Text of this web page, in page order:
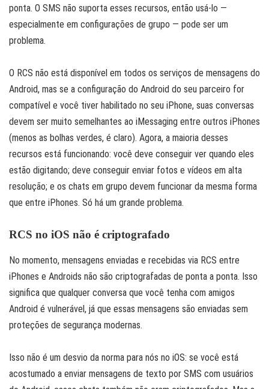
ponta. O SMS não suporta esses recursos, então usá-lo —
especialmente em configurações de grupo — pode ser um
problema.
O RCS não está disponível em todos os serviços de mensagens do
Android, mas se a configuração do Android do seu parceiro for
compatível e você tiver habilitado no seu iPhone, suas conversas
devem ser muito semelhantes ao iMessaging entre outros iPhones
(menos as bolhas verdes, é claro). Agora, a maioria desses
recursos está funcionando: você deve conseguir ver quando eles
estão digitando; deve conseguir enviar fotos e vídeos em alta
resolução; e os chats em grupo devem funcionar da mesma forma
que entre iPhones. Só há um grande problema.
RCS no iOS não é criptografado
No momento, mensagens enviadas e recebidas via RCS entre
iPhones e Androids não são criptografadas de ponta a ponta. Isso
significa que qualquer conversa que você tenha com amigos
Android é vulnerável, já que essas mensagens são enviadas sem
proteções de segurança modernas.
Isso não é um desvio da norma para nós no iOS: se você está
acostumado a enviar mensagens de texto por SMS com usuários